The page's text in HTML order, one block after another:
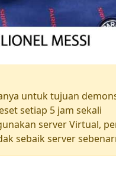
untuk tujuan
setiap 5 jam sekali
server Virtual,
sebaik server